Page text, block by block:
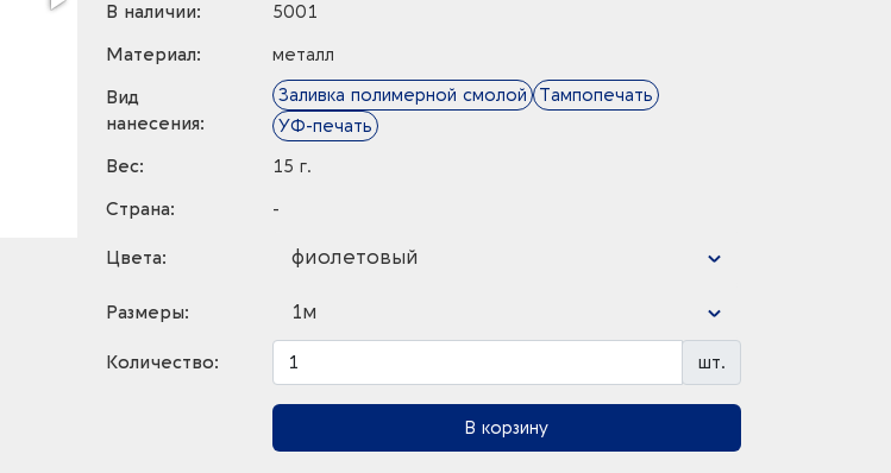
В наличии:
5001
Материал:
металл
Вид
нанесения:
Заливка полимерной смолой
Тампопечать
УФ-печать
Вес:
15 г.
Страна:
-
Цвета: фиолетовый
Размеры: 1м
Количество: шт.
В корзину